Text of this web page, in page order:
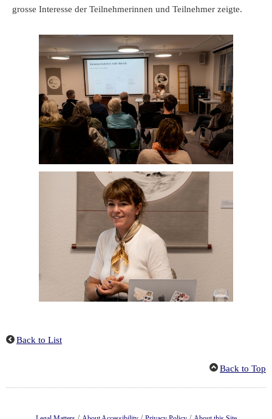
grosse Interesse der Teilnehmerinnen und Teilnehmer zeigte.
Back to List
Back to Top